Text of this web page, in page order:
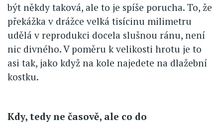
být někdy taková, ale to je spíše porucha. To, že
překážka v drážce velká tisícinu milimetru
udělá v reprodukci docela slušnou ránu, není
nic divného. V poměru k velikosti hrotu je to
asi tak, jako když na kole najedete na dlažební
kostku.
Kdy, tedy ne časově, ale co do